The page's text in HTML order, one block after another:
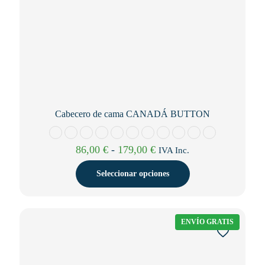
Cabecero de cama CANADÁ BUTTON
86,00 € - 179,00 €Rango
de
precios:
179,00 €
IVA Inc.
Seleccionar opciones
ENVÍO GRATIS